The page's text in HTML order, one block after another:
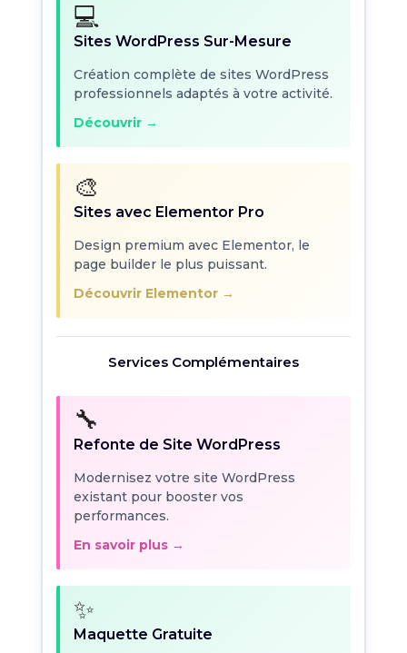
💻
Sites WordPress Sur-Mesure
Création complète de sites WordPress
professionnels adaptés à votre activité.
Découvrir →
🎨
Sites avec Elementor Pro
Design premium avec Elementor, le
page builder le plus puissant.
Découvrir Elementor →
Services Complémentaires
🔧
Refonte de Site WordPress
Modernisez votre site WordPress
existant pour booster vos
performances.
En savoir plus →
✨
Maquette Gratuite